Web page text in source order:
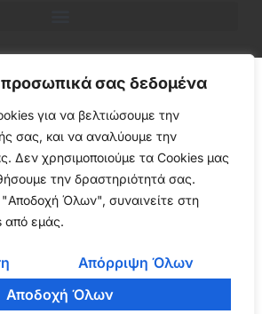
σας δεδομένα
για να βελτιώσουμε την
σας, και να αναλύουμε την
Δεν χρησιμοποιούμε τα Cookies μας
την δραστηριότητά σας.
"Αποδοχή Όλων", συναινείτε στη
από εμάς.
Απόρριψη Όλων
Αποδοχή Όλων